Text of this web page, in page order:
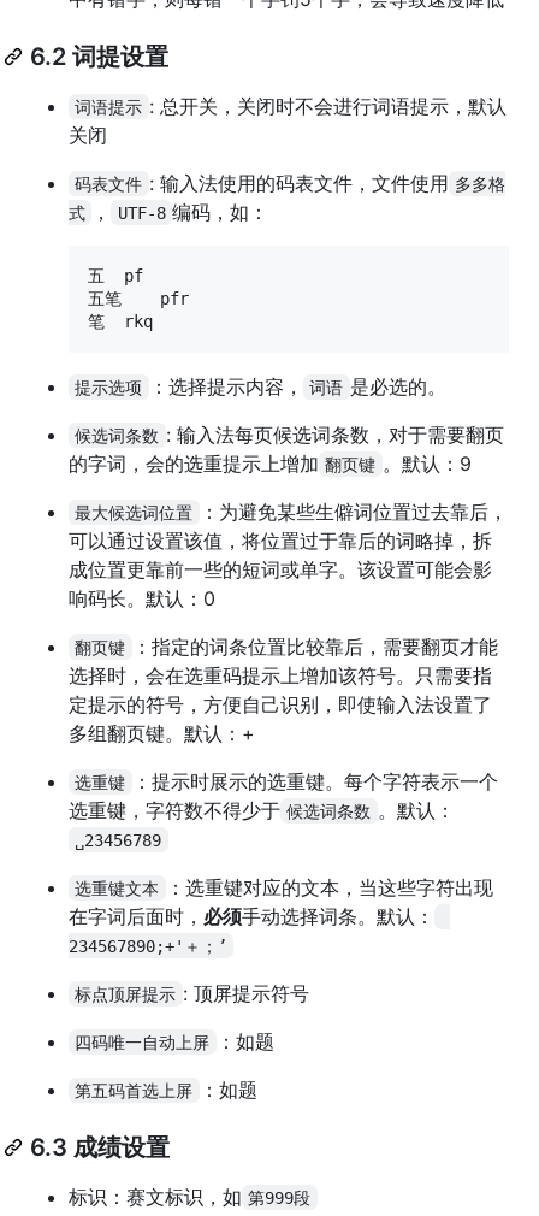
6.2 词提设置
词语提示 : 总开关，关闭时不会进行词语提示，默认
关闭
码表文件 : 输入法使用的码表文件，文件使用 多多格
式
， UTF-8 编码，如：
五  pf
五笔    pfr
笔  rkq
提示选项 ：选择提示内容， 词语 是必选的。
候选词条数 : 输入法每页候选词条数，对于需要翻页
的字词，会的选重提示上增加 翻页键 。默认：9
最大候选词位置
：为避免某些生僻词位置过去靠后，
可以通过设置该值，将位置过于靠后的词略掉，拆
成位置更靠前一些的短词或单字。该设置可能会影
响码长。默认：0
翻页键
：指定的词条位置比较靠后，需要翻页才能
选择时，会在选重码提示上增加该符号。只需要指
定提示的符号，方便自己识别，即使输入法设置了
多组翻页键。默认：+
选重键
：提示时展示的选重键。每个字符表示一个
选重键，字符数不得少于 候选词条数 。默认：
␣23456789
选重键文本
：选重键对应的文本，当这些字符出现
在字词后面时， 必须手动选择词条。默认：
234567890;+'＋；’
标点顶屏提示 : 顶屏提示符号
四码唯一自动上屏 ：如题
第五码首选上屏 ：如题
6.3 成绩设置
标识：赛文标识，如 第999段